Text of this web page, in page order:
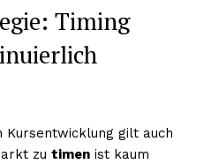
Timing
Kursentwicklung gilt auch
zu timen ist kaum